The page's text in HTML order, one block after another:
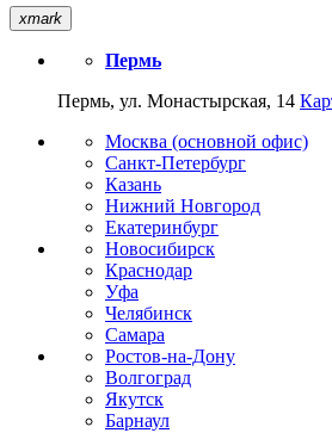
xmark
Пермь
Пермь, ул. Монастырская, 14
Москва (основной офис)
Санкт-Петербург
Казань
Нижний Новгород
Екатеринбург
Новосибирск
Краснодар
Уфа
Челябинск
Самара
Ростов-на-Дону
Волгоград
Якутск
Барнаул